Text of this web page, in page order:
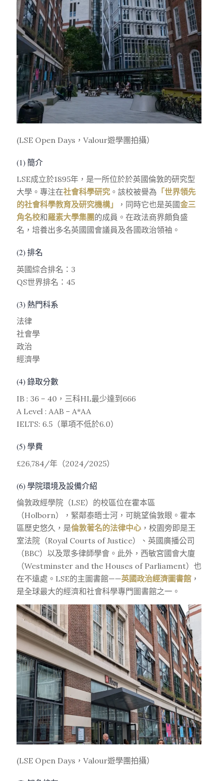
(LSE Open Days，Valour遊學團拍攝）
(1) 簡介
LSE成立於1895年，是一所位於於英國倫敦的研究型
大學。專注在社會科學研究。該校被譽為 「世界領先
的社會科學教育及研究機構」
，同時它也是英國金三
角名校和羅素大學集團的成員。在政法商界頗負盛
名，培養出多名英國國會議員及各國政治領袖。
(2) 排名
英國綜合排名：3
QS世界排名：45
(3) 熱門科系
法律
社會學
政治
經濟學
(4) 錄取分數
IB : 36 – 40，三科HL最少達到666
A Level : AAB – A*AA
IELTS: 6.5（單項不低於6.0）
(5) 學費
£26,784/年（2024/2025）
(6) 學院環境及設備介紹
倫敦政經學院（LSE）的校區位在霍本區
（Holborn），緊鄰泰晤士河，可眺望倫敦眼。霍本
區歷史悠久，是倫敦著名的法律中心，校園旁即是王
室法院（Royal Courts of Justice）、英國廣播公司
（BBC）以及眾多律師學會。此外，西敏宮國會大廈
（Westminster and the Houses of Parliament）也
在不遠處。LSE的主圖書館——英國政治經濟圖書館，
是全球最大的經濟和社會科學專門圖書館之一。
(LSE Open Days，Valour遊學團拍攝）